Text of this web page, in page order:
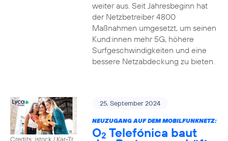
weiter aus. Seit Jahresbeginn hat
der Netzbetreiber 4800
Maßnahmen umgesetzt, um seinen
Kund:innen mehr 5G, höhere
Surfgeschwindigkeiten und eine
bessere Netzabdeckung zu bieten.
Credits: istock / Kar-Tr
25. September 2024
NEUZUGANG AUF DEM MOBILFUNKNETZ:
O2 Telefónica baut